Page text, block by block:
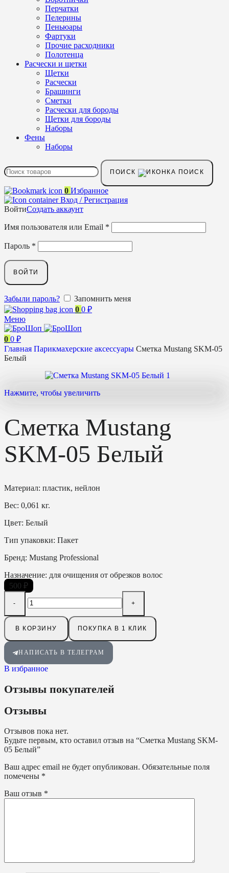
Перчатки
Пелерины
Пеньюары
Фартуки
Прочие расходники
Полотенца
Расчески и щетки
Щетки
Расчески
Брашинги
Сметки
Расчески для бороды
Щетки для бороды
Наборы
Фены
Наборы
ПОИСК
0 Избранное
Вход / Регистрация
ВойтиСоздать аккаунт
Имя пользователя или Email *
Пароль *
ВОЙТИ
Забыли пароль?
Запомнить меня
0 0 ₽
Меню
0 0 ₽
Главная Парикмахерские аксессуары Сметка Mustang SKM-05
Белый
Нажмите, чтобы увеличить
Сметка Mustang
SKM-05 Белый
Материал: пластик, нейлон
Вес: 0,061 кг.
Цвет: Белый
Тип упаковки: Пакет
Бренд: Mustang Professional
Назначение: для очищения от обрезков волос
500 ₽
В КОРЗИНУ ПОКУПКА В 1 КЛИК
НАПИСАТЬ В ТЕЛЕГРАМ
В избранное
Отзывы покупателей
Отзывы
Отзывов пока нет.
Будьте первым, кто оставил отзыв на “Сметка Mustang SKM-
05 Белый”
Ваш адрес email не будет опубликован. Обязательные поля
помечены *
Ваш отзыв *